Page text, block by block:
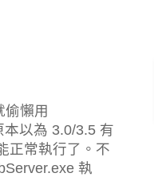
偷懶用
以為 3.0/3.5 有
正常執行了。不
執